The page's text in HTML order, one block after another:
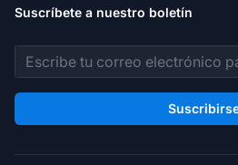
Suscríbete a nuestro boletín
Dirección de correo electrónico